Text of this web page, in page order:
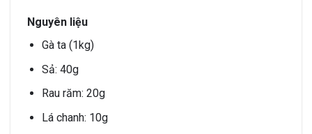
Nguyên liệu
Gà ta (1kg)
Sả: 40g
Rau răm: 20g
Lá chanh: 10g